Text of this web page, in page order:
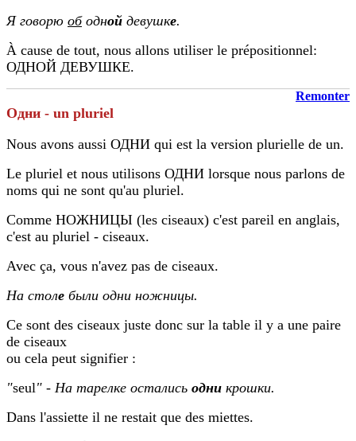
Я говорю ободной девушке.
À cause de tout, nous allons utiliser le prépositionnel:
ОДНОЙ ДЕВУШКЕ.
Remonter
Одни - un pluriel
Nous avons aussi ОДНИ qui est la version plurielle de un.
Le pluriel et nous utilisons ОДНИ lorsque nous parlons de
noms qui ne sont qu'au pluriel.
Comme НОЖНИЦЫ (les ciseaux) c'est pareil en anglais,
c'est au pluriel - ciseaux.
Avec ça, vous n'avez pas de ciseaux.
На столе были одни ножницы.
Ce sont des ciseaux juste donc sur la table il y a une paire
de ciseaux
ou cela peut signifier :
"seul" - На тарелке остались одни крошки.
Dans l'assiette il ne restait que des miettes.